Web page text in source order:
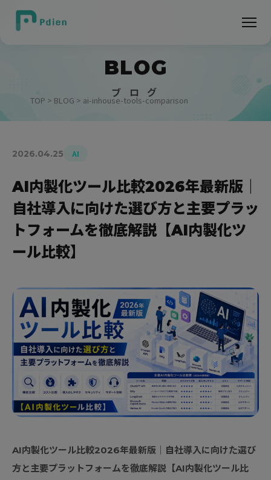
BLOG
ブ ロ グ
TOP > BLOG > ai-inhouse-tools-comparison
2026.04.25 AI
AI内製化ツール比較2026年最新版｜
自社導入に向けた選び方と主要プラッ
トフォームを徹底解説【AI内製化ツ
ール比較】
AI内製化ツール比較2026年最新版｜自社導入に向けた選び
方と主要プラットフォームを徹底解説【AI内製化ツール比